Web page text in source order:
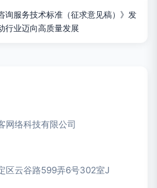
询服务技术标准（征求意见稿）》发
行业迈向高质量发展
网络科技有限公司
区云谷路599弄6号302室J